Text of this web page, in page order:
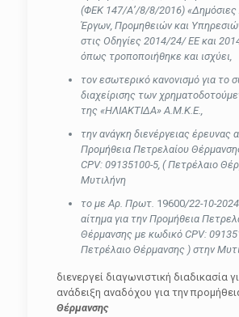
(ΦΕΚ 147/Α’/8/8/2016) «Δημόσιες
Έργων, Προμηθειών και
στις Οδηγίες 2014/24/ ΕΕ και
όπως τροποποιήθηκε και ισχύει,
τον εσωτερικό κανονισμό για το
διαχείρισης των
της «ΗΛΙΑΚΤΙΔΑ» Α.Μ.Κ.Ε.,
την ανάγκη διενέργειας έρευνας
Προμήθεια Πετρελαίου
CPV: 09135100-5, ( Πετρέλαιο
Μυτιλήνη
το με Αρ. Πρωτ. 19600/22-10-
αίτημα για την Προμήθεια
Θέρμανσης με κωδικό CPV:
Πετρέλαιο Θέρμανσης ) στην
διενεργεί διαγωνιστική διαδικασία
ανάδειξη αναδόχου για την
Θέρμανσης